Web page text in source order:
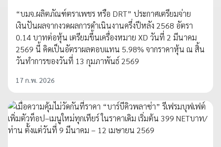
“บมจ.ผลิตภัณฑ์ตราเพชร หรือ DRT” ประกาศเตรียมจ่าย
เงินปันผลจากงวดผลการดำเนินงานครึ่งปีหลัง 2568 อัตรา
0.14 บาทต่อหุ้น เตรียมขึ้นเครื่องหมาย XD วันที่ 2 มีนาคม
2569 นี้ คิดเป็นอัตราผลตอบแทน 5.98% จากราคาหุ้น ณ สิ้น
วันทำการของวันที่ 13 กุมภาพันธ์ 2569
17 ก.พ. 2026